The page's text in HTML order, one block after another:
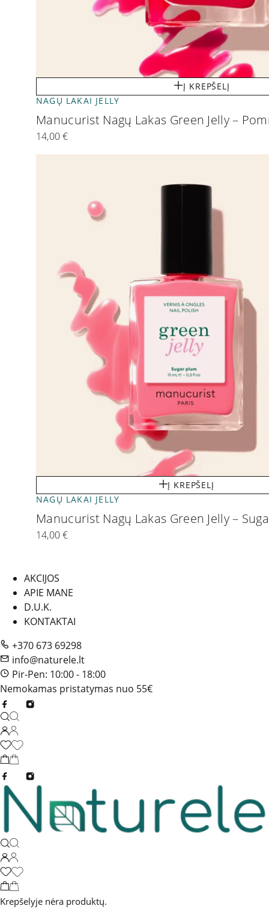
Į KREPŠELĮ
NAGŲ LAKAI JELLY
Manucurist Nagų Lakas Green Jelly –
14,00€
Į KREPŠELĮ
NAGŲ LAKAI JELLY
Manucurist Nagų Lakas Green Jelly –
14,00€
AKCIJOS
APIE MANE
D.U.K.
KONTAKTAI
+370 673 69298
info@naturele.lt
Pir-Pen: 10:00 - 18:00
Nemokamas pristatymas nuo 55€
Krepšelyje nėra produktų.